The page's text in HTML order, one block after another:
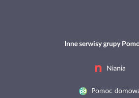
Inne serwisy grupy
Niania
Pomoc